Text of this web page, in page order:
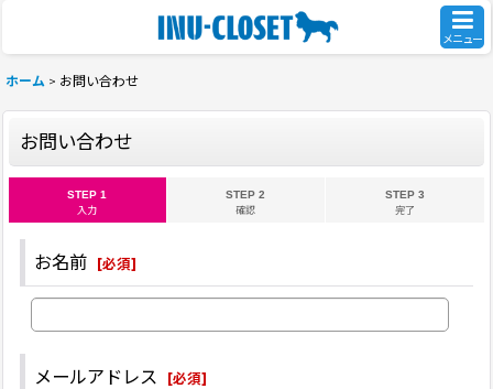
メニュー
ホーム > お問い合わせ
お問い合わせ
STEP 1
入力
STEP 2
確認
STEP 3
完了
お名前 [必須]
メールアドレス [必須]